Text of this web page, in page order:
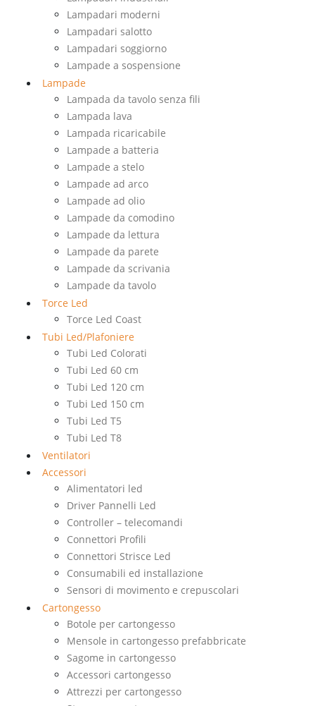
Lampadari moderni
Lampadari salotto
Lampadari soggiorno
Lampade a sospensione
Lampade
Lampada da tavolo senza fili
Lampada lava
Lampada ricaricabile
Lampade a batteria
Lampade a stelo
Lampade ad arco
Lampade ad olio
Lampade da comodino
Lampade da lettura
Lampade da parete
Lampade da scrivania
Lampade da tavolo
Torce Led
Torce Led Coast
Tubi Led/Plafoniere
Tubi Led Colorati
Tubi Led 60 cm
Tubi Led 120 cm
Tubi Led 150 cm
Tubi Led T5
Tubi Led T8
Ventilatori
Accessori
Alimentatori led
Driver Pannelli Led
Controller – telecomandi
Connettori Profili
Connettori Strisce Led
Consumabili ed installazione
Sensori di movimento e crepuscolari
Cartongesso
Botole per cartongesso
Mensole in cartongesso prefabbricate
Sagome in cartongesso
Accessori cartongesso
Attrezzi per cartongesso